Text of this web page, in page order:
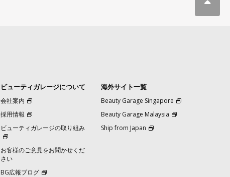
ビューティガレージについて
会社案内
採用情報
ビューティガレージの取り組み
お客様のご意見をお聞かせくだ
さい
BG広報ブログ
海外サイト一覧
Beauty Garage Singapore
Beauty Garage Malaysia
Ship from Japan